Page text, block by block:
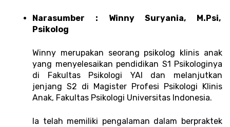
Narasumber : Winny Suryania, M.Psi,
Psikolog
Winny merupakan seorang psikolog klinis anak
yang menyelesaikan pendidikan S1 Psikologinya
di Fakultas Psikologi YAI dan melanjutkan
jenjang S2 di Magister Profesi Psikologi Klinis
Anak, Fakultas Psikologi Universitas Indonesia.
Ia telah memiliki pengalaman dalam berpraktek